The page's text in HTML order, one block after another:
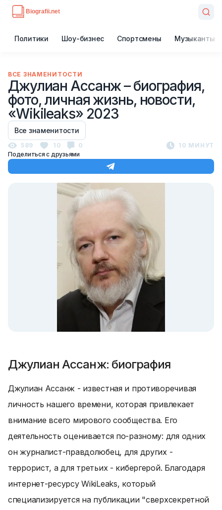
Политики Шоу-бизнес Спортсмены Музыканты
ВСЕ ЗНАМЕНИТОСТИ
Джулиан Ассанж – биография,
фото, личная жизнь, новости,
«Wikileaks» 2023
Все знаменитости
589 10 0
10 МИНУТ
Поделиться с друзьями
Джулиан Ассанж: биография
Джулиан Ассанж - известная и противоречивая
личность нашего времени, которая привлекает
внимание всего мирового сообщества. Его
деятельность оценивается по-разному: для одних
он журналист-правдолюбец, для других -
террорист, а для третьих - кибергерой. Благодаря
интернет-ресурсу WikiLeaks, который
специализируется на публикации "сверхсекретной